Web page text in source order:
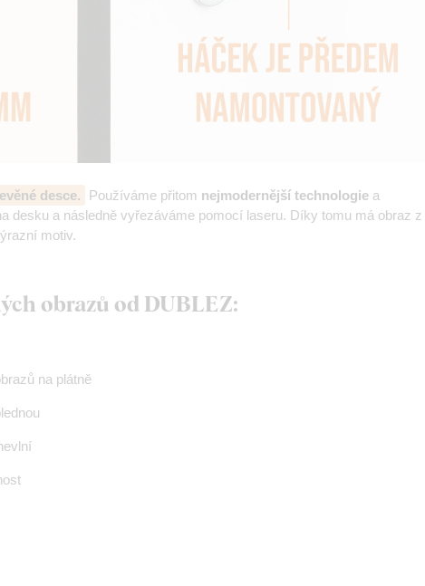
desce. Používáme přitom nejmodernější technologie a
desku a následně vyřezáváme pomocí laseru. Díky tomu má obraz z
motiv.
obrazů od DUBLEZ:
na plátně